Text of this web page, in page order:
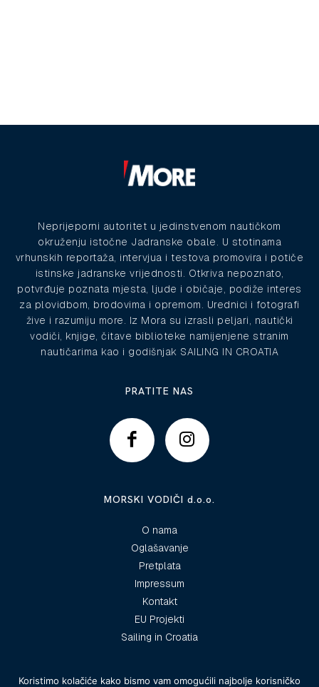
Neprijeporni autoritet u jedinstvenom nautičkom
okruženju istočne Jadranske obale. U stotinama
vrhunskih reportaža, intervjua i testova promovira i potiče
istinske jadranske vrijednosti. Otkriva nepoznato,
potvrđuje poznata mjesta, ljude i običaje, podiže interes
za plovidbom, brodovima i opremom. Urednici i fotografi
žive i razumiju more. Iz Mora su izrasli peljari, nautički
vodiči, knjige, čitave biblioteke namijenjene stranim
nautičarima kao i godišnjak SAILING IN CROATIA
PRATITE NAS
MORSKI VODIČI d.o.o.
O nama
Oglašavanje
Pretplata
Impressum
Kontakt
EU Projekti
Sailing in Croatia
Koristimo kolačiće kako bismo vam omogućili najbolje korisničko